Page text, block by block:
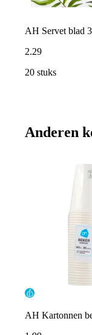
AH Servet blad
2.29
20 stuks
Anderen
AH Kartonnen